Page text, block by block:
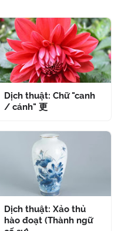
Dịch thuật: Chữ "canh
/ cánh" 更
Dịch thuật: Xảo thủ
hào đoạt (Thành ngữ